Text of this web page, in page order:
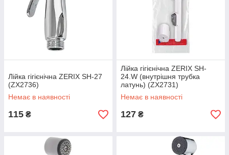
Лійка гігієнічна ZERIX SH-27
(ZX2736)
Немає в наявності
115 ₴
Лійка гігієнічна ZERIX SH-
24.W (внутрішня трубка
латунь) (ZX2731)
Немає в наявності
127 ₴